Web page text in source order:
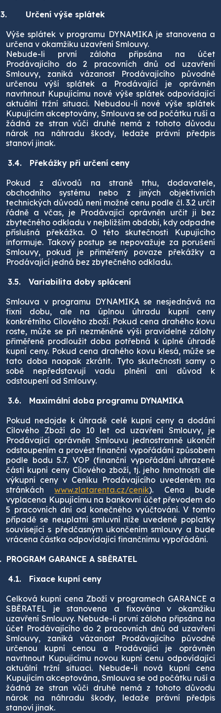
Určení výše splátek
Výše splátek v programu DYNAMIKA je stanovena a
určena v okamžiku uzavření Smlouvy.
Nebude-li první záloha připsána na účet
Prodávajícího do 2 pracovních dnů od uzavření
Smlouvy, zaniká vázanost Prodávajícího původně
určenou výší splátek a Prodávající je oprávněn
navrhnout Kupujícímu nové výše splátek odpovídající
aktuální tržní situaci. Nebudou-li nové výše splátek
Kupujícím akceptovány, Smlouva se od počátku ruší a
žádná ze stran vůči druhé nemá z tohoto důvodu
nárok na náhradu škody, ledaže právní předpis
stanoví jinak.
3.4.
Překážky při určení ceny
Pokud z důvodů na straně trhu, dodavatele,
obchodního systému nebo z jiných objektivních
technických důvodů není možné cenu podle čl. 3.2 určit
řádně a včas, je Prodávající oprávněn určit ji bez
zbytečného odkladu v nejbližším období, kdy odpadne
příslušná překážka. O této skutečnosti Kupujícího
informuje. Takový postup se nepovažuje za porušení
Smlouvy, pokud je přiměřený povaze překážky a
Prodávající jedná bez zbytečného odkladu.
3.5.
Variabilita doby splácení
Smlouva v programu DYNAMIKA se nesjednává na
fixní dobu, ale na úplnou úhradu kupní ceny
konkrétního Cílového zboží. Pokud cena drahého kovu
roste, může se při nezměněné výši pravidelné zálohy
přiměřeně prodloužit doba potřebná k úplné úhradě
kupní ceny. Pokud cena drahého kovu klesá, může se
tato doba naopak zkrátit. Tyto skutečnosti samy o
sobě nepředstavují vadu plnění ani důvod k
odstoupení od Smlouvy.
3.6.
Maximální doba programu DYNAMIKA
Pokud nedojde k úhradě celé kupní ceny a dodání
Cílového Zboží do 10 let od uzavření Smlouvy, je
Prodávající oprávněn Smlouvu jednostranně ukončit
odstoupením a provést finanční vypořádání způsobem
podle bodu 5.7. VOP (finanční vypořádání uhrazené
části kupní ceny Cílového zboží, tj. jeho hmotnosti dle
výkupní ceny v Ceníku Prodávajícího uvedeném na
stránkáchwww.zlatarenta.cz/cenik). Cena bude
vyplacena Kupujícímu na bankovní účet převodem do
5 pracovních dní od konečného vyúčtování. V tomto
případě se neuplatní smluvní níže uvedené poplatky
související s předčasným ukončením smlouvy a bude
vrácena částka odpovídající finančnímu vypořádání.
PROGRAM GARANCE A SBĚRATEL
4.1.
Fixace kupní ceny
Celková kupní cena Zboží v programech GARANCE a
SBĚRATEL je stanovena a fixována v okamžiku
uzavření Smlouvy. Nebude-li první záloha připsána na
účet Prodávajícího do 2 pracovních dnů od uzavření
Smlouvy, zaniká vázanost Prodávajícího původně
určenou kupní cenou a Prodávající je oprávněn
navrhnout Kupujícímu novou kupní cenu odpovídající
aktuální tržní situaci. Nebude-li nová kupní cena
Kupujícím akceptována, Smlouva se od počátku ruší a
žádná ze stran vůči druhé nemá z tohoto důvodu
nárok na náhradu škody, ledaže právní předpis
stanoví jinak.